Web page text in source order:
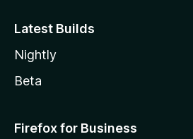
Latest Builds
Nightly
Beta
Firefox for Business